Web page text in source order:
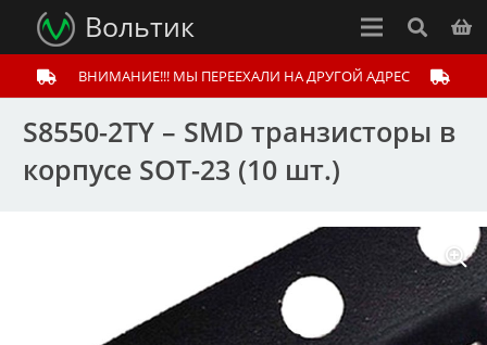
Вольтик
ВНИМАНИЕ!!! МЫ ПЕРЕЕХАЛИ НА ДРУГОЙ АДРЕС
S8550-2TY – SMD транзисторы в
корпусе SOT-23 (10 шт.)